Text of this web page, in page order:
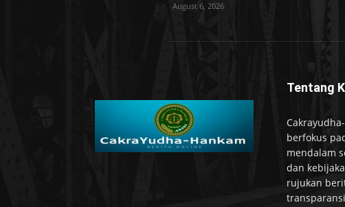
August 6, 2026
Tentang
berfokus
mendalam
dan
rujukan